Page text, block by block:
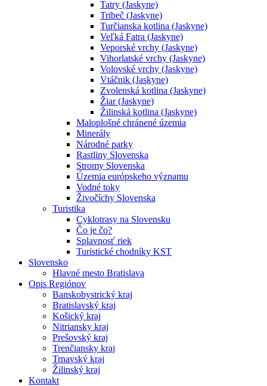
Tatry (Jaskyne)
Tribeč (Jaskyne)
Turčianska kotlina (Jaskyne)
Veľká Fatra (Jaskyne)
Veporské vrchy (Jaskyne)
Vihorlatské vrchy (Jaskyne)
Volovské vrchy (Jaskyne)
Vtáčnik (Jaskyne)
Zvolenská kotlina (Jaskyne)
Žiar (Jaskyne)
Žilinská kotlina (Jaskyne)
Maloplošné chránené územia
Minerály
Národné parky
Rastliny Slovenska
Stromy Slovenska
Územia európskeho významu
Vodné toky
Živočíchy Slovenska
Turistika
Cyklotrasy na Slovensku
Čo je čo?
Splavnosť riek
Turistické chodníky KST
Slovensko
Hlavné mesto Bratislava
Opis Regiónov
Banskobystrický kraj
Bratislavský kraj
Košický kraj
Nitriansky kraj
Prešovský kraj
Trenčiansky kraj
Trnavský kraj
Žilinský kraj
Kontakt